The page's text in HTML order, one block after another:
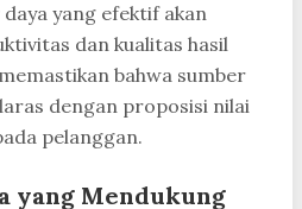
yang efektif akan
dan kualitas hasil
bahwa sumber
dengan proposisi nilai
pelanggan.
yang Mendukung